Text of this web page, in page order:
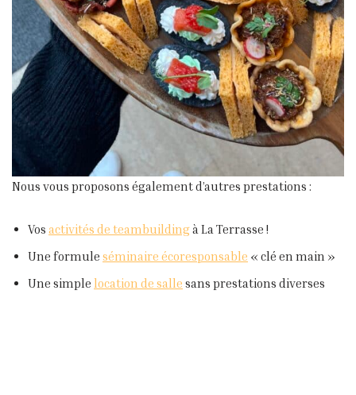
Nous vous proposons également d’autres prestations :
Vos activités de teambuildingà La Terrasse !
Une formule séminaire écoresponsable « clé en main »
Une simple location de salle sans prestations diverses